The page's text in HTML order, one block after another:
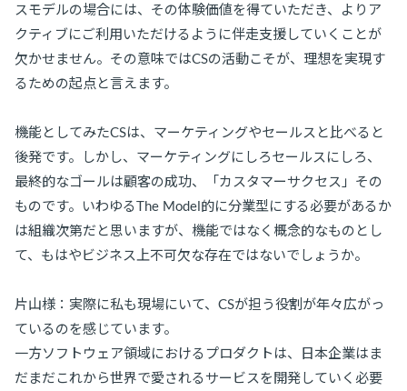
スモデルの場合には、その体験価値を得ていただき、よりア
クティブにご利用いただけるように伴走支援していくことが
欠かせません。その意味ではCSの活動こそが、理想を実現す
るための起点と言えます。
機能としてみたCSは、マーケティングやセールスと比べると
後発です。しかし、マーケティングにしろセールスにしろ、
最終的なゴールは顧客の成功、「カスタマーサクセス」その
ものです。いわゆるThe Model的に分業型にする必要があるか
は組織次第だと思いますが、機能ではなく概念的なものとし
て、もはやビジネス上不可欠な存在ではないでしょうか。
片山様：実際に私も現場にいて、CSが担う役割が年々広がっ
ているのを感じています。
一方ソフトウェア領域におけるプロダクトは、日本企業はま
だまだこれから世界で愛されるサービスを開発していく必要